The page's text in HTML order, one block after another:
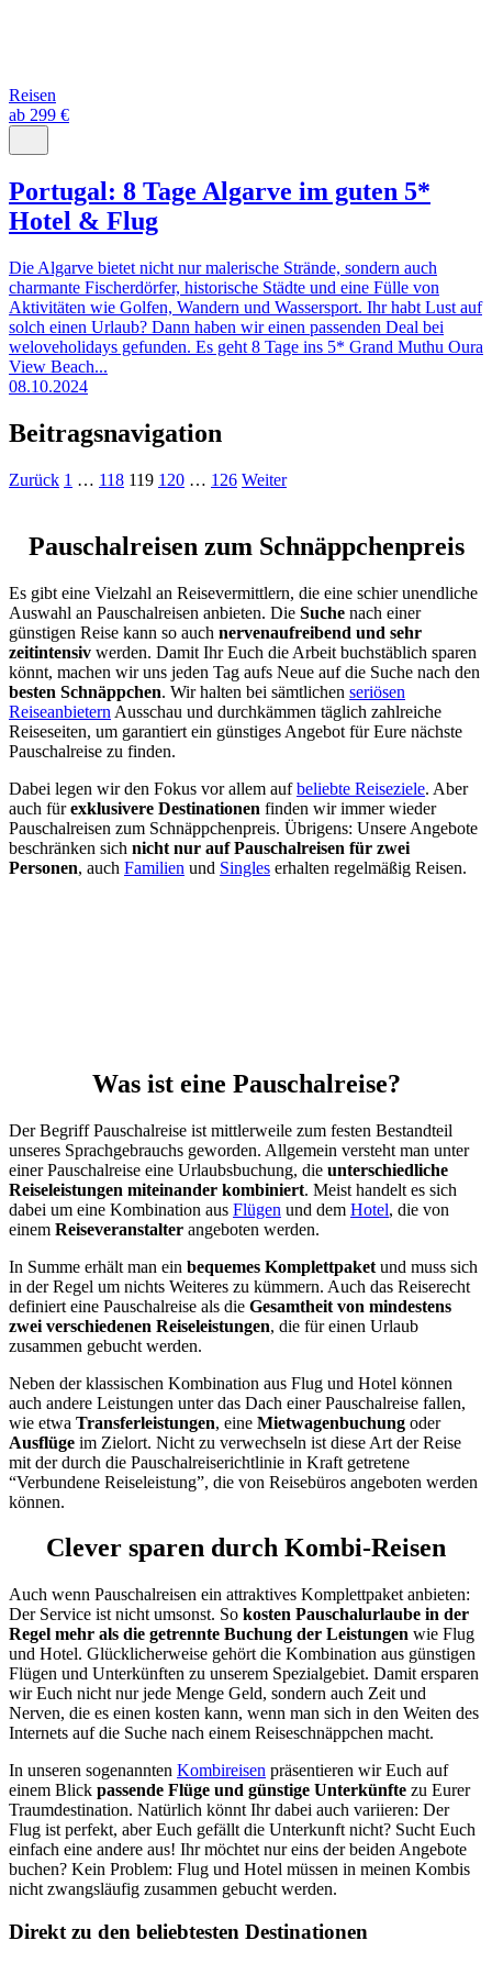
Reisen
ab 299 €
Portugal: 8 Tage Algarve im guten 5*
Hotel & Flug
Die Algarve bietet nicht nur malerische Strände, sondern auch
charmante Fischerdörfer, historische Städte und eine Fülle von
Aktivitäten wie Golfen, Wandern und Wassersport. Ihr habt Lust auf
solch einen Urlaub? Dann haben wir einen passenden Deal bei
weloveholidays gefunden. Es geht 8 Tage ins 5* Grand Muthu Oura
View Beach...
08.10.2024
Beitragsnavigation
Zurück 1 … 118 119 120 … 126 Weiter
Pauschalreisen zum Schnäppchenpreis
Es gibt eine Vielzahl an Reisevermittlern, die eine schier unendliche
Auswahl an Pauschalreisen anbieten. Die Suche nach einer
günstigen Reise kann so auch nervenaufreibend und sehr
zeitintensiv werden. Damit Ihr Euch die Arbeit buchstäblich sparen
könnt, machen wir uns jeden Tag aufs Neue auf die Suche nach den
besten Schnäppchen. Wir halten bei sämtlichen seriösen
Reiseanbietern Ausschau und durchkämmen täglich zahlreiche
Reiseseiten, um garantiert ein günstiges Angebot für Eure nächste
Pauschalreise zu finden.
Dabei legen wir den Fokus vor allem aufbeliebte Reiseziele. Aber
auch fürexklusivere Destinationen finden wir immer wieder
Pauschalreisen zum Schnäppchenpreis. Übrigens: Unsere Angebote
beschränken sich nicht nur auf Pauschalreisen für zwei
Personen, auch Familien und Singles erhalten regelmäßig Reisen.
Was ist eine Pauschalreise?
Der Begriff Pauschalreise ist mittlerweile zum festen Bestandteil
unseres Sprachgebrauchs geworden. Allgemein versteht man unter
einer Pauschalreise eine Urlaubsbuchung, die unterschiedliche
Reiseleistungen miteinander kombiniert. Meist handelt es sich
dabei um eine Kombination aus Flügen und dem Hotel, die von
einem Reiseveranstalter angeboten werden.
In Summe erhält man ein bequemes Komplettpaket und muss sich
in der Regel um nichts Weiteres zu kümmern. Auch das Reiserecht
definiert eine Pauschalreise als die Gesamtheit von mindestens
zwei verschiedenen Reiseleistungen, die für einen Urlaub
zusammen gebucht werden.
Neben der klassischen Kombination aus Flug und Hotel können
auch andere Leistungen unter das Dach einer Pauschalreise fallen,
wie etwa Transferleistungen, eine Mietwagenbuchung oder
Ausflüge im Zielort. Nicht zu verwechseln ist diese Art der Reise
mit der durch die Pauschalreiserichtlinie in Kraft getretene
“Verbundene Reiseleistung”, die von Reisebüros angeboten werden
können.
Clever sparen durch Kombi-Reisen
Auch wenn Pauschalreisen ein attraktives Komplettpaket anbieten:
Der Service ist nicht umsonst. So kosten Pauschalurlaube in der
Regel mehr als die getrennte Buchung der Leistungen wie Flug
und Hotel. Glücklicherweise gehört die Kombination aus günstigen
Flügen und Unterkünften zu unserem Spezialgebiet. Damit ersparen
wir Euch nicht nur jede Menge Geld, sondern auch Zeit und
Nerven, die es einen kosten kann, wenn man sich in den Weiten des
Internets auf die Suche nach einem Reiseschnäppchen macht.
In unseren sogenannten Kombireisen präsentieren wir Euch auf
einem Blick passende Flüge und günstige Unterkünfte zu Eurer
Traumdestination. Natürlich könnt Ihr dabei auch variieren: Der
Flug ist perfekt, aber Euch gefällt die Unterkunft nicht? Sucht Euch
einfach eine andere aus! Ihr möchtet nur eins der beiden Angebote
buchen? Kein Problem: Flug und Hotel müssen in meinen Kombis
nicht zwangsläufig zusammen gebucht werden.
Direkt zu den beliebtesten Destinationen